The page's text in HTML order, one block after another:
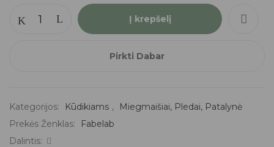
Į krepšelį
Pirkti Dabar
Kategorijos: Kūdikiams ,
Miegmaišiai, Pledai, Patalynė
Prekės Ženklas:
Fabelab
Dalintis: